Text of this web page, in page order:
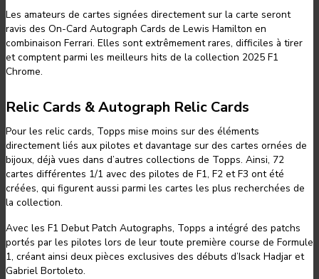
Les amateurs de cartes signées directement sur la carte seront
ravis des On-Card Autograph Cards de Lewis Hamilton en
combinaison Ferrari. Elles sont extrêmement rares, difficiles à tirer
et comptent parmi les meilleurs hits de la collection 2025 F1
Chrome.
Relic Cards & Autograph Relic Cards
Pour les relic cards, Topps mise moins sur des éléments
directement liés aux pilotes et davantage sur des cartes ornées de
bijoux, déjà vues dans d’autres collections de Topps. Ainsi, 72
cartes différentes 1/1 avec des pilotes de F1, F2 et F3 ont été
créées, qui figurent aussi parmi les cartes les plus recherchées de
la collection.
Avec les F1 Debut Patch Autographs, Topps a intégré des patchs
portés par les pilotes lors de leur toute première course de Formule
1, créant ainsi deux pièces exclusives des débuts d’Isack Hadjar et
Gabriel Bortoleto.